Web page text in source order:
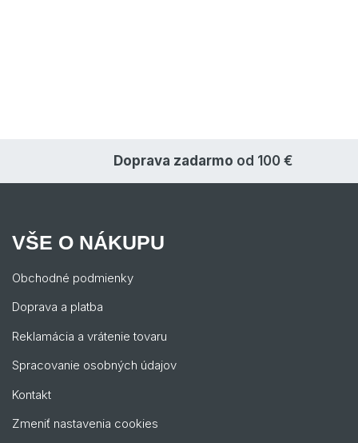
Doprava zadarmo od 100 €
VŠE O NÁKUPU
Obchodné podmienky
Doprava a platba
Reklamácia a vrátenie tovaru
Spracovanie osobných údajov
Kontakt
Zmeniť nastavenia cookies